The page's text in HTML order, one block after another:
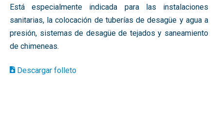
Está especialmente indicada para las instalaciones
sanitarias, la colocación de tuberías de desagüe y agua a
presión, sistemas de desagüe de tejados y saneamiento
de chimeneas.
Descargar folleto